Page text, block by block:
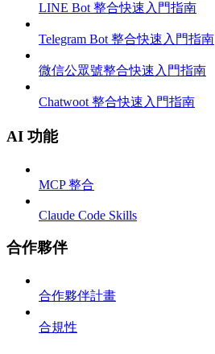
LINE Bot 整合快速入門指南
Telegram Bot 整合快速入門指南
微信公眾號整合快速入門指南
Chatwoot 整合快速入門指南
AI 功能
MCP 整合
Claude Code Skills
合作夥伴
合作夥伴計畫
合規性